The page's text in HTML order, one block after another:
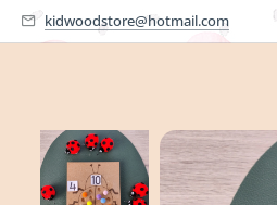
kidwoodstore@hotmail.com